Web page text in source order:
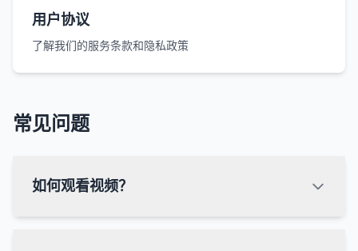
用户协议
了解我们的服务条款和隐私政策
常见问题
如何观看视频？